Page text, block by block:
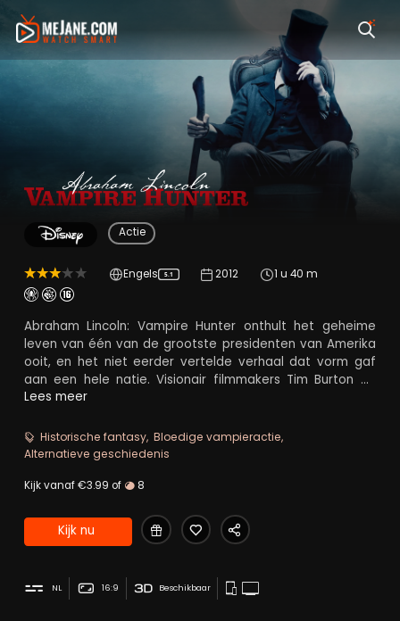
Abraham Lincoln:
Actie
Engels 5.1 2012 1 u 40 m
Abraham Lincoln: Vampire Hunter onthult het geheime
leven van één van de grootste presidenten van Amerika
ooit, en het niet eerder vertelde verhaal dat vorm gaf
aan een hele natie. Visionair filmmakers Tim Burton en
Timur Bekmambetov geven een fris en duister gezicht
Abraham Lincoln als de grooste vampierjager uit de
geschiedenis.
Lees meer
Historische fantasy Bloedige vampieractie
Alternatieve geschiedenis
Kijk vanaf €3.99 of 8
Kijk nu
NL 16:9 Beschikbaar